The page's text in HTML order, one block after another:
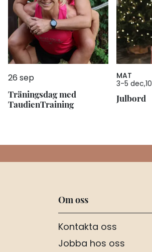
26 sep
Träningsdag med
TaudienTraining
MAT
3-5 dec10
Julbord
Om oss
Kontakta oss
Jobba hos oss